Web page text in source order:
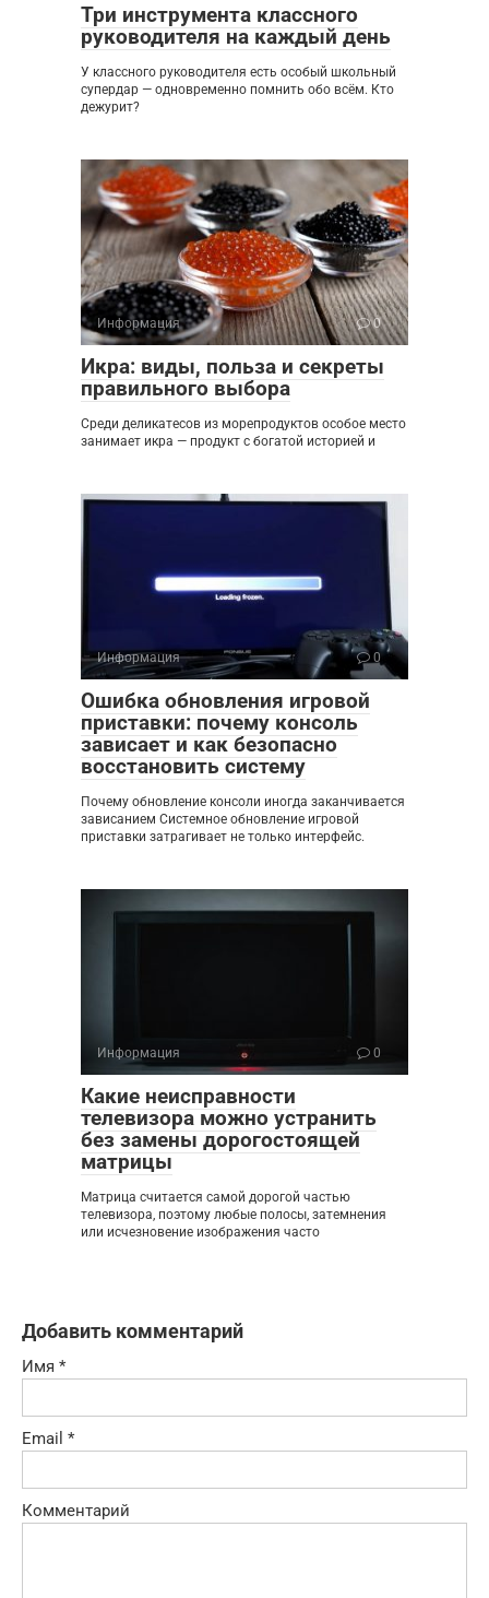
Три инструмента классного
руководителя на каждый день
У классного руководителя есть особый школьный
супердар — одновременно помнить обо всём. Кто
дежурит?
Информация 0
Икра: виды, польза и секреты
правильного выбора
Среди деликатесов из морепродуктов особое место
занимает икра — продукт с богатой историей и
Информация 0
Ошибка обновления игровой
приставки: почему консоль
зависает и как безопасно
восстановить систему
Почему обновление консоли иногда заканчивается
зависанием Системное обновление игровой
приставки затрагивает не только интерфейс.
Информация 0
Какие неисправности
телевизора можно устранить
без замены дорогостоящей
матрицы
Матрица считается самой дорогой частью
телевизора, поэтому любые полосы, затемнения
или исчезновение изображения часто
Добавить комментарий
Имя *
Email *
Комментарий